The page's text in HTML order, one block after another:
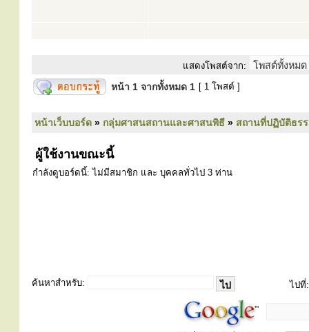
แสดงโพสต์จาก:
หน้า 1 จากทั้งหมด 1 [ 1 โพสต์ ]
หน้าเว็บบอร์ด » กลุ่มศาสนสถานและศาสนพิธี » สถานที่ปฏิบัติธร
ผู้ใช้งานขณะนี้
กำลังดูบอร์ดนี้: ไม่มีสมาชิก และ บุคคลทั่วไป 3 ท่าน
ค้นหาสำหรับ: ไปที่: